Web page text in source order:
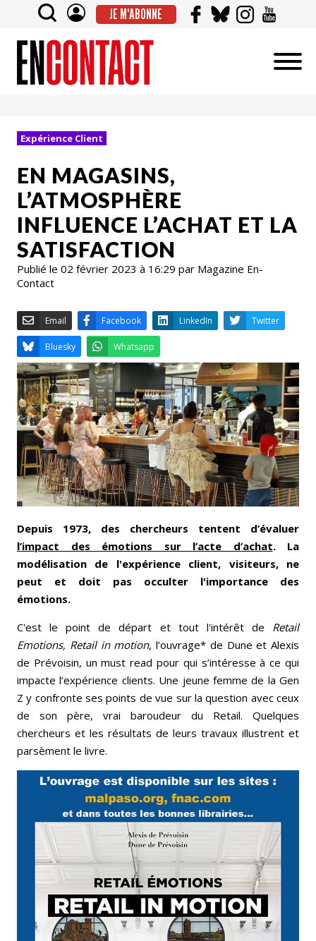
JE M'ABONNE
Expérience Client
EN MAGASINS,
L’ATMOSPHÈRE
INFLUENCE L’ACHAT ET LA
SATISFACTION
Publié le 02 février 2023 à 16:29 par Magazine En-
Contact
Email Facebook LinkedIn
Bluesky Whatsapp
Depuis 1973, des chercheurs tentent d’évaluer
l’impact des émotions sur l’acte d’achat. La
modélisation de l'expérience client, visiteurs, ne
peut et doit pas occulter l'importance des
émotions.
C'est le point de départ et tout l'intérêt de Retail
Emotions, Retail in motion, l’ouvrage* de Dune et Alexis
de Prévoisin, un must read pour qui s’intéresse à ce qui
impacte l’expérience clients. Une jeune femme de la Gen
Z y confronte ses points de vue sur la question avec ceux
de son père, vrai baroudeur du Retail. Quelques
chercheurs et les résultats de leurs travaux illustrent et
parsèment le livre.